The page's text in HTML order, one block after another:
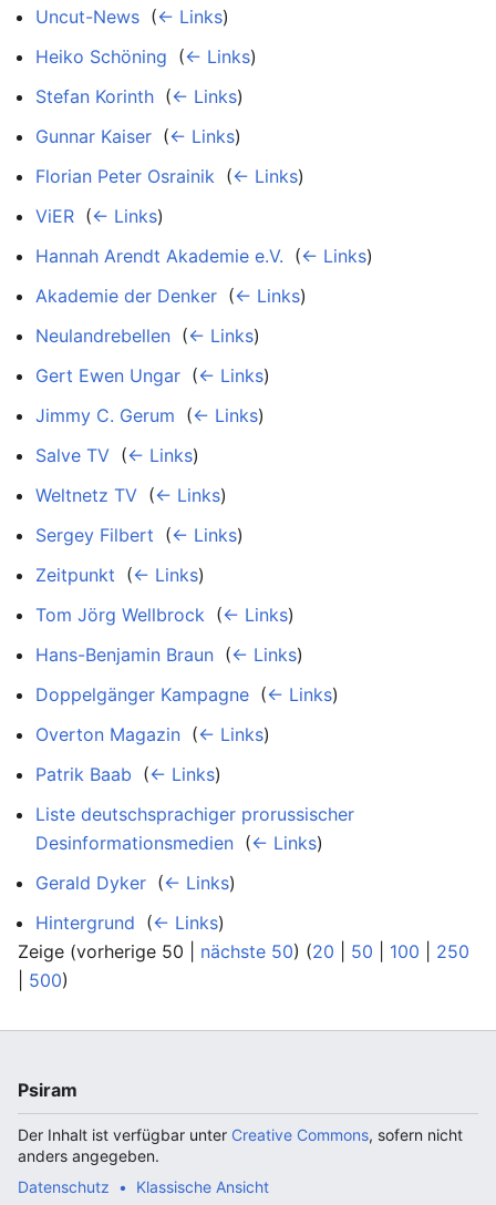
Uncut-News (← Links)
Heiko Schöning (← Links)
Stefan Korinth (← Links)
Gunnar Kaiser (← Links)
Florian Peter Osrainik (← Links)
ViER (← Links)
Hannah Arendt Akademie e.V. (← Links)
Akademie der Denker (← Links)
Neulandrebellen (← Links)
Gert Ewen Ungar (← Links)
Jimmy C. Gerum (← Links)
Salve TV (← Links)
Weltnetz TV (← Links)
Sergey Filbert (← Links)
Zeitpunkt (← Links)
Tom Jörg Wellbrock (← Links)
Hans-Benjamin Braun (← Links)
Doppelgänger Kampagne (← Links)
Overton Magazin (← Links)
Patrik Baab (← Links)
Liste deutschsprachiger prorussischer
Desinformationsmedien (← Links)
Gerald Dyker (← Links)
Hintergrund (← Links)
Zeige (vorherige 50 | nächste 50) (20 50 100
250
500)
Psiram
Der Inhalt ist verfügbar unter Creative Commons, sofern nicht
anders angegeben.
Datenschutz
Klassische Ansicht